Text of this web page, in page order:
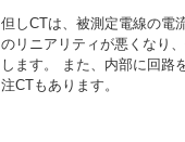
但しCTは、被測定電線の電
のリニアリティが悪くなり
します。 また、内部に回路
注CTもあります。